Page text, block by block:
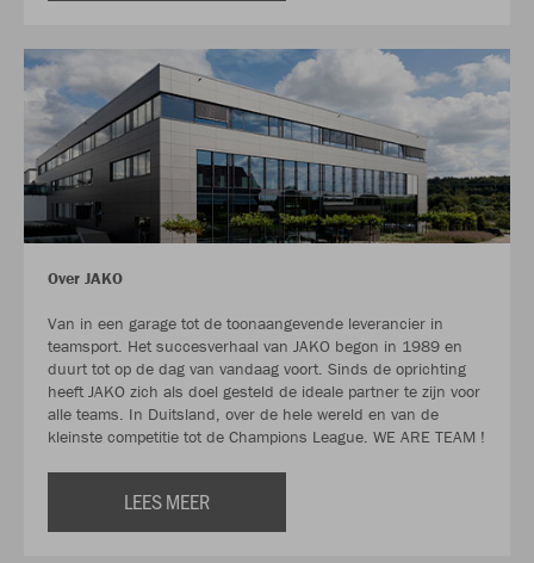
Over JAKO
Van in een garage tot de toonaangevende leverancier in
teamsport. Het succesverhaal van JAKO begon in 1989 en
duurt tot op de dag van vandaag voort. Sinds de oprichting
heeft JAKO zich als doel gesteld de ideale partner te zijn voor
alle teams. In Duitsland, over de hele wereld en van de
kleinste competitie tot de Champions League. WE ARE TEAM !
LEES MEER